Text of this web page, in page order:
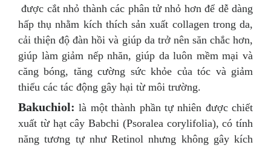
được cắt nhỏ thành các phân tử nhỏ hơn để dễ dàng
hấp thụ nhằm kích thích sản xuất collagen trong da,
cải thiện độ đàn hồi và giúp da trở nên săn chắc hơn,
giúp làm giảm nếp nhăn, giúp da luôn mềm mại và
căng bóng, tăng cường sức khỏe của tóc và giảm
thiểu các tác động gây hại từ môi trường.
Bakuchiol: là một thành phần tự nhiên được chiết
xuất từ hạt cây Babchi (Psoralea corylifolia), có tính
năng tương tự như Retinol nhưng không gây kích